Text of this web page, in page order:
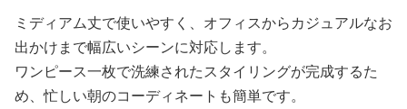
ミディアム丈で使いやすく、オフィスからカジュアルなお
出かけまで幅広いシーンに対応します。
ワンピース一枚で洗練されたスタイリングが完成するた
め、忙しい朝のコーディネートも簡単です。